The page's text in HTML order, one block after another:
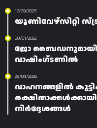
17/09/2025
യൂണിവേഴ്‌സിറ്റി
30/01/2022
ജോ ബൈഡനുമായി
വാഷിംഗ്ടണിൽ
29/04/2026
വാഹനങ്ങളിൽ
നിർദ്ദേശങ്ങൾ